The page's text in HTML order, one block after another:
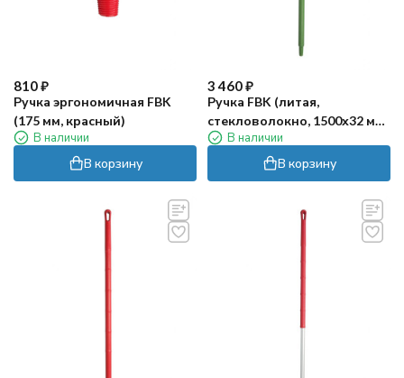
810₽
Ручка эргономичная FBK
(175 мм, красный)
В наличии
В корзину
3 460₽
Ручка FBK (литая,
стекловолокно, 1500х32 мм.,
зеленый)
В наличии
В корзину